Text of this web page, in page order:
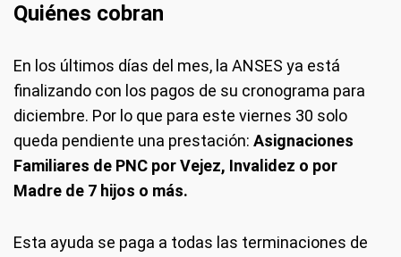
Quiénes cobran
En los últimos días del mes, la ANSES ya está
finalizando con los pagos de su cronograma para
diciembre. Por lo que para este viernes 30 solo
queda pendiente una prestación: Asignaciones
Familiares de PNC por Vejez, Invalidez o por
Madre de 7 hijos o más.
Esta ayuda se paga a todas las terminaciones de